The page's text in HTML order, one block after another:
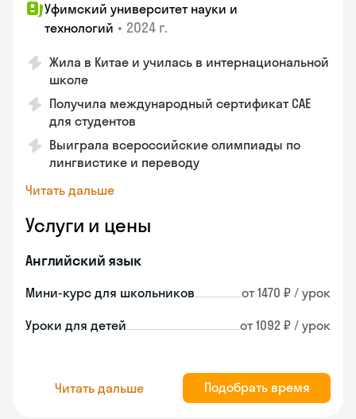
Уфимский университет науки и
технологий • 2024 г.
Жила в Китае и училась в интернациональной
школе
Получила международный сертификат CAE
для студентов
Выиграла всероссийские олимпиады по
лингвистике и переводу
Читать дальше
Услуги и цены
Английский язык
Мини-курс для школьников от 1470 ₽ / урок
Уроки для детей от 1092 ₽ / урок
Читать дальше Подобрать время